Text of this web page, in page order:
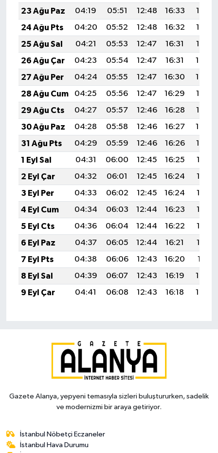
23 Ağu Paz
04:19 05:51 12:48 16:33
19:35
24 Ağu Pts
04:20 05:52 12:48 16:32
19:33
25 Ağu Sal
04:21 05:53 12:47 16:31
19:32
26 Ağu Çar
04:23 05:54 12:47 16:31
19:30
27 Ağu Per
04:24 05:55 12:47 16:30
19:29
28 Ağu Cum
04:25 05:56 12:47 16:29
19:27
29 Ağu Cts
04:27 05:57 12:46 16:28
19:25
30 Ağu Paz
04:28 05:58 12:46 16:27
19:24
31 Ağu Pts
04:29 05:59 12:46 16:26
19:22
1 Eyl Sal
04:31 06:00 12:45 16:25
19:21
2 Eyl Çar
04:32 06:01 12:45 16:24
19:19
3 Eyl Per
04:33 06:02 12:45 16:24
19:17
4 Eyl Cum
04:34 06:03 12:44 16:23
19:16
5 Eyl Cts
04:36 06:04 12:44 16:22
19:14
6 Eyl Paz
04:37 06:05 12:44 16:21
19:13
7 Eyl Pts
04:38 06:06 12:43 16:20
19:11
8 Eyl Sal
04:39 06:07 12:43 16:19
19:09
9 Eyl Çar
04:41 06:08 12:43 16:18 19:08
Gazete Alanya, yepyeni temasıyla sizleri buluştururken, sadelik
ve modernizmi bir araya getiriyor.
İstanbul Nöbetçi Eczaneler
İstanbul Hava Durumu